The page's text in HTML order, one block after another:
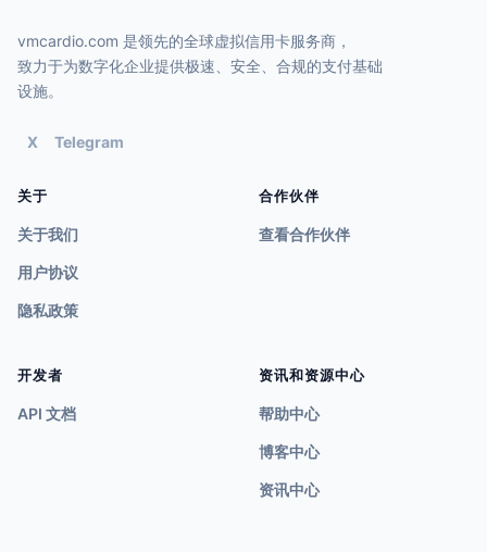
vmcardio.com 是领先的全球虚拟信用卡服务商，
致力于为数字化企业提供极速、安全、合规的支付基础
设施。
X Telegram
关于
关于我们
用户协议
隐私政策
合作伙伴
查看合作伙伴
开发者
API 文档
资讯和资源中心
帮助中心
博客中心
资讯中心